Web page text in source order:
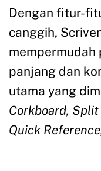
Dengan fitur-
canggih,
mempermudah
panjang dan
utama yang
Corkboard,
Quick